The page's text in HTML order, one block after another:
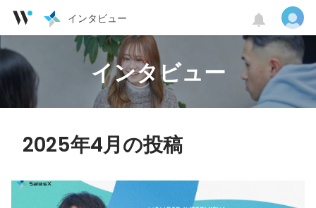
インタビュー
インタビュー
2025年4月の投稿